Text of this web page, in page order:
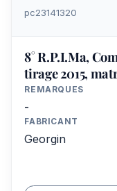
pc23141320
8° R.P.I.Ma,
tirage 2015,
REMARQUES
-
FABRICANT
Georgin